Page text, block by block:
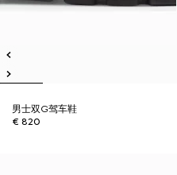
男士双G驾车鞋
€ 820